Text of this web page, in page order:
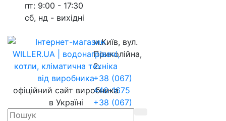
пт: 9:00 - 17:30
сб, нд - вихідні
м.Київ, вул.
Приколійна,
2.
+38 (067)
446-1675
+38 (067)
офіційний сайт виробника
в Україні